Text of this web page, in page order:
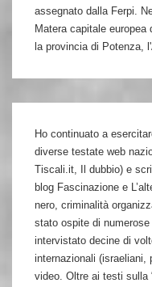
assegnato dalla Ferpi.
Matera capitale
la provincia di Potenza,
Ho continuato a
diverse testate web
Tiscali.it, Il dubbio) e
blog Fascinazione e
nero, criminalità
stato ospite di
intervistato decine di
internazionali (israeliani,
video. Oltre ai testi sulla